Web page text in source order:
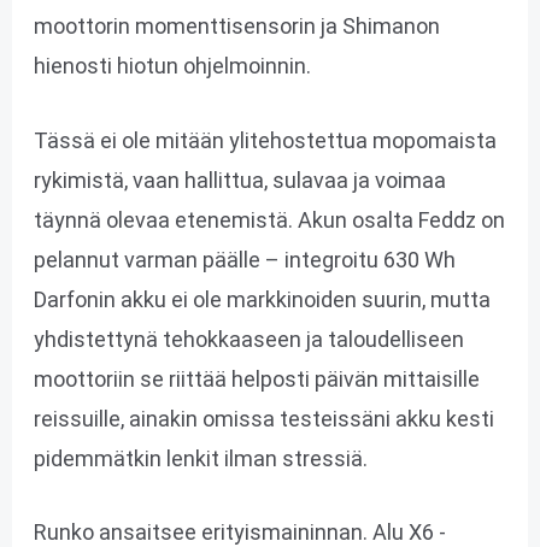
moottorin momenttisensorin ja Shimanon
hienosti hiotun ohjelmoinnin.
Tässä ei ole mitään ylitehostettua mopomaista
rykimistä, vaan hallittua, sulavaa ja voimaa
täynnä olevaa etenemistä. Akun osalta Feddz on
pelannut varman päälle – integroitu 630 Wh
Darfonin akku ei ole markkinoiden suurin, mutta
yhdistettynä tehokkaaseen ja taloudelliseen
moottoriin se riittää helposti päivän mittaisille
reissuille, ainakin omissa testeissäni akku kesti
pidemmätkin lenkit ilman stressiä.
Runko ansaitsee erityismaininnan. Alu X6 -